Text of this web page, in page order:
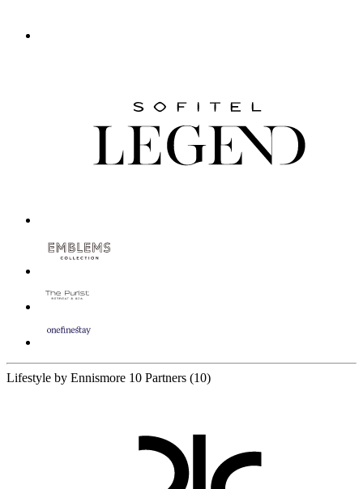
Lifestyle by Ennismore 10 Partners (10)